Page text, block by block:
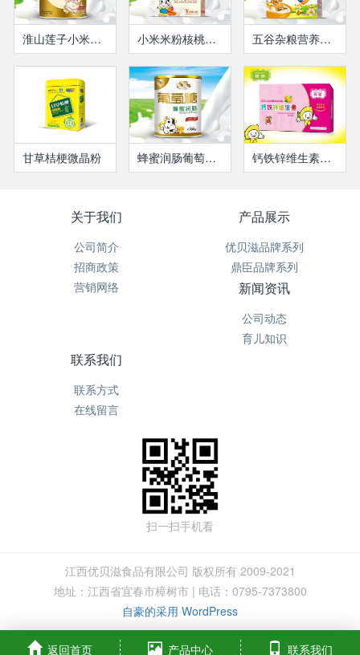
淮山莲子小米米粉(瓶装） 小米米粉核桃莲子益智米粉 五谷杂粮营养米粉(盒装）
甘草桔梗微晶粉 蜂蜜润肠葡萄糖（瓶装） 钙铁锌维生素营养液
关于我们
公司简介
招商政策
营销网络
产品展示
优贝滋品牌系列
鼎臣品牌系列
新闻资讯
公司动态
育儿知识
联系我们
联系方式
在线留言
扫一扫手机看
江西优贝滋食品有限公司 版权所有 2009-2021
地址：江西省宜春市樟树市 | 电话：0795-7373800
自豪的采用 WordPress
返回首页 产品中心 联系我们